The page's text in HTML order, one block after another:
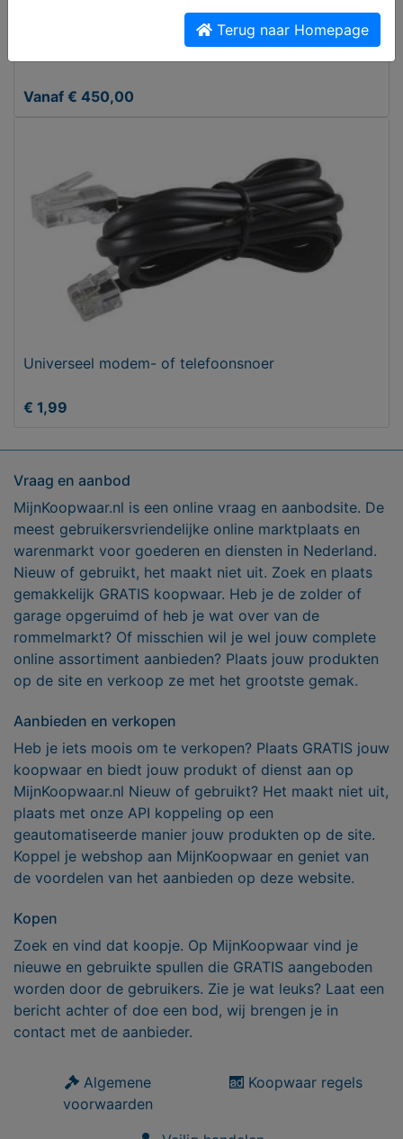
Apple iPhone 15 Pro Max 256GB
Vanaf € 450,00
Universeel modem- of telefoonsnoer
€ 1,99
Terug naar Homepage
Vraag en aanbod
MijnKoopwaar.nl is een online vraag en aanbodsite. De
meest gebruikersvriendelijke online marktplaats en
warenmarkt voor goederen en diensten in Nederland.
Nieuw of gebruikt, het maakt niet uit. Zoek en plaats
gemakkelijk GRATIS koopwaar. Heb je de zolder of
garage opgeruimd of heb je wat over van de
rommelmarkt? Of misschien wil je wel jouw complete
online assortiment aanbieden? Plaats jouw produkten
op de site en verkoop ze met het grootste gemak.
Aanbieden en verkopen
Heb je iets moois om te verkopen? Plaats GRATIS jouw
koopwaar en biedt jouw produkt of dienst aan op
MijnKoopwaar.nl Nieuw of gebruikt? Het maakt niet uit,
plaats met onze API koppeling op een
geautomatiseerde manier jouw produkten op de site.
Koppel je webshop aan MijnKoopwaar en geniet van
de voordelen van het aanbieden op deze website.
Kopen
Zoek en vind dat koopje. Op MijnKoopwaar vind je
nieuwe en gebruikte spullen die GRATIS aangeboden
worden door de gebruikers. Zie je wat leuks? Laat een
bericht achter of doe een bod, wij brengen je in
contact met de aanbieder.
Algemene
voorwaarden
Koopwaar regels